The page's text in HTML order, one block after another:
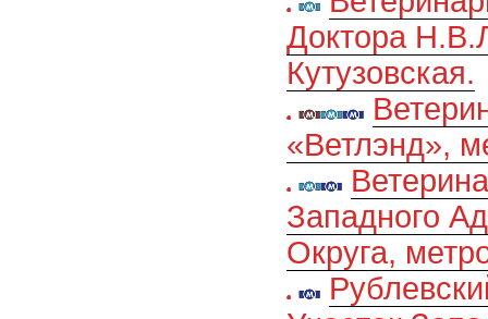
Доктора
Кутузовская.
«Ветлэнд»,
Западного
Округа,